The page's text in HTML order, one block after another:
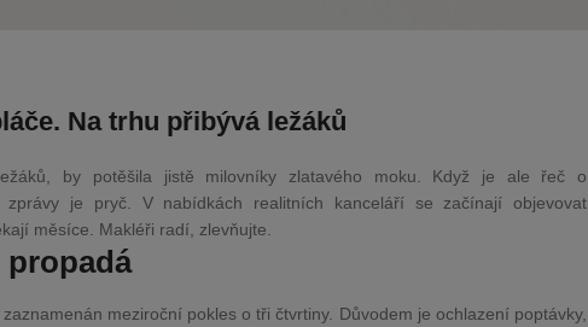
Na trhu přibývá ležáků
by potěšila jistě milovníky zlatavého moku. Když je ale řeč o
zprávy je pryč. V nabídkách realitních kanceláří se začínají objevovat
měsíce. Makléři radí, zlevňujte.
meziroční pokles o tři čtvrtiny. Důvodem je ochlazení poptávky,